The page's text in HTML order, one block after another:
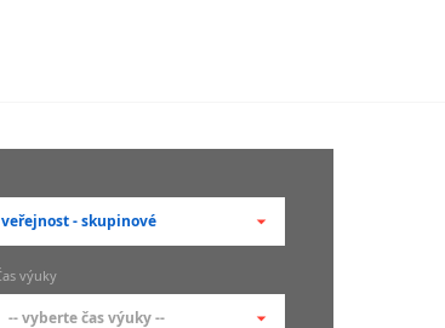
- skupinové
kurzů
výuky
-- vyberte čas výuky --